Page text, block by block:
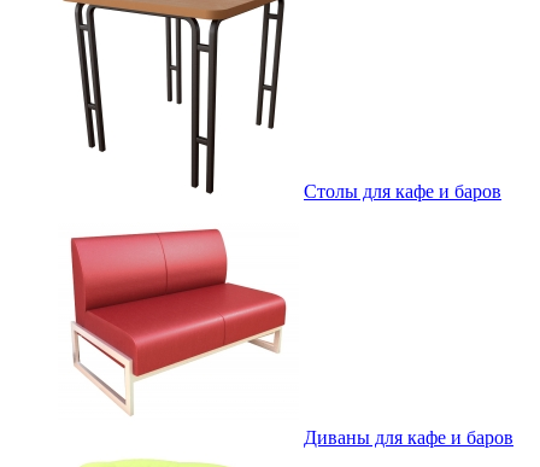
Столы для кафе и баров
Диваны для кафе и баров